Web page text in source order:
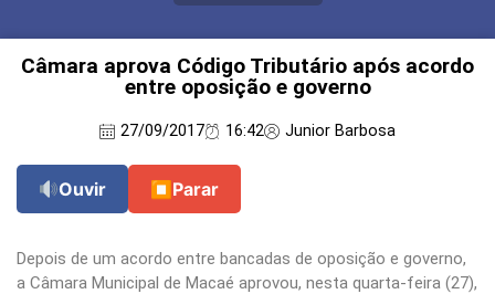
Câmara aprova Código Tributário após acordo
entre oposição e governo
27/09/2017 16:42 Junior Barbosa
Ouvir ⏹ Parar
Depois de um acordo entre bancadas de oposição e governo,
a Câmara Municipal de Macaé aprovou, nesta quarta-feira (27),